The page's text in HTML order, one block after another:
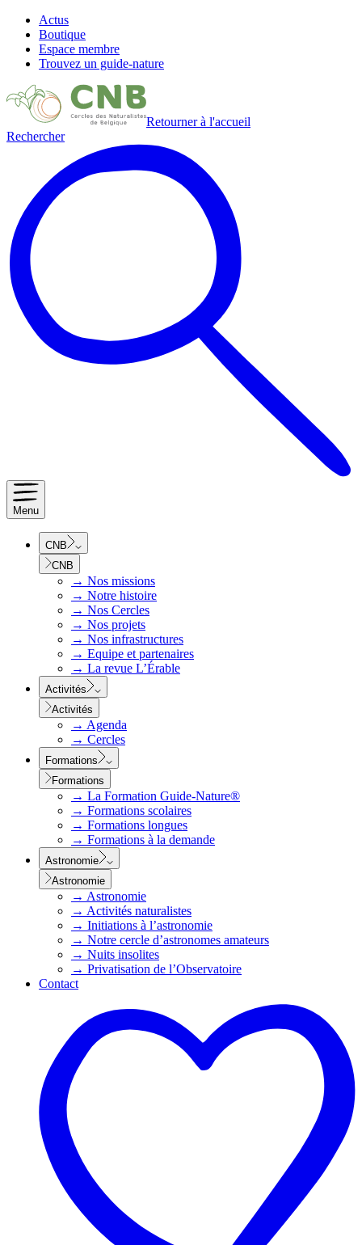
Actus
Boutique
Espace membre
Trouvez un guide-nature
Retourner à l'accueil
Rechercher
Menu
CNB
CNB
→ Nos missions
→ Notre histoire
→ Nos Cercles
→ Nos projets
→ Nos infrastructures
→ Equipe et partenaires
→ La revue L’Érable
Activités
Activités
→ Agenda
→ Cercles
Formations
Formations
→ La Formation Guide-Nature®
→ Formations scolaires
→ Formations longues
→ Formations à la demande
Astronomie
Astronomie
→ Astronomie
→ Activités naturalistes
→ Initiations à l’astronomie
→ Notre cercle d’astronomes amateurs
→ Nuits insolites
→ Privatisation de l’Observatoire
Contact